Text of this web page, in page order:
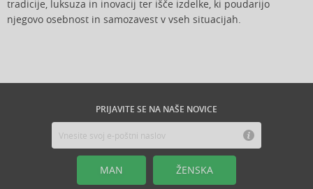
tradicije, luksuza in inovacij ter išče izdelke, ki poudarijo
njegovo osebnost in samozavest v vseh situacijah.
PRIJAVITE SE NA NAŠE NOVICE
MAN ŽENSKA